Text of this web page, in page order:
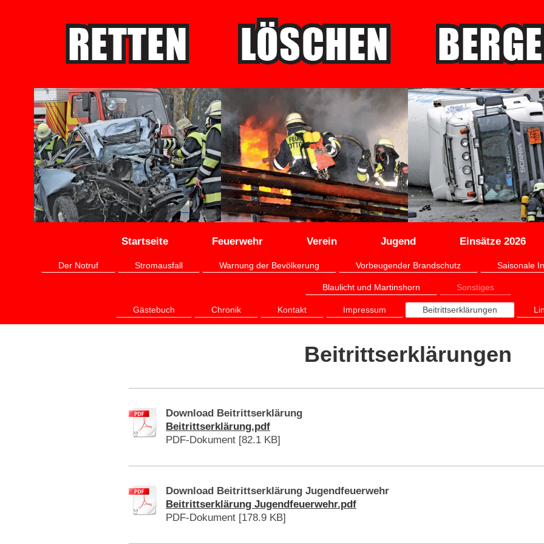
Startseite Feuerwehr Verein Jugend Einsätze 2026
Der Notruf Stromausfall Warnung der Bevölkerung Vorbeugender Brandschutz Saisonale
Blaulicht und Martinshorn Sonstiges
Gästebuch Chronik Kontakt Impressum Beitrittserklärungen
Beitrittserklärungen
Download Beitrittserklärung
Beitrittserklärung.pdf
PDF-Dokument [82.1 KB]
Download Beitrittserklärung Jugendfeuerwehr
Beitrittserklärung Jugendfeuerwehr.pdf
PDF-Dokument [178.9 KB]